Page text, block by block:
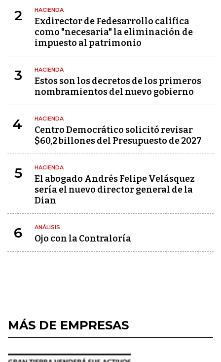
2 HACIENDA
Exdirector de Fedesarrollo califica
como "necesaria" la eliminación de
impuesto al patrimonio
3 HACIENDA
Estos son los decretos de los primeros
nombramientos del nuevo gobierno
4 HACIENDA
Centro Democrático solicitó revisar
$60,2 billones del Presupuesto de 2027
5 HACIENDA
El abogado Andrés Felipe Velásquez
sería el nuevo director general de la
Dian
6 ANÁLISIS
Ojo con la Contraloría
MÁS DE EMPRESAS